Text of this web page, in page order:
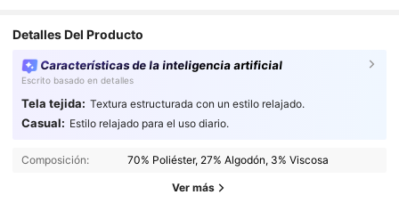
Detalles Del Producto
Características de la inteligencia artificial
Escrito basado en detalles
Tela tejida: Textura estructurada con un estilo relajado.
Casual: Estilo relajado para el uso diario.
Composición: 70% Poliéster, 27% Algodón, 3% Viscosa
Ver más
4,89 949K Seguidores
949K Seguidores